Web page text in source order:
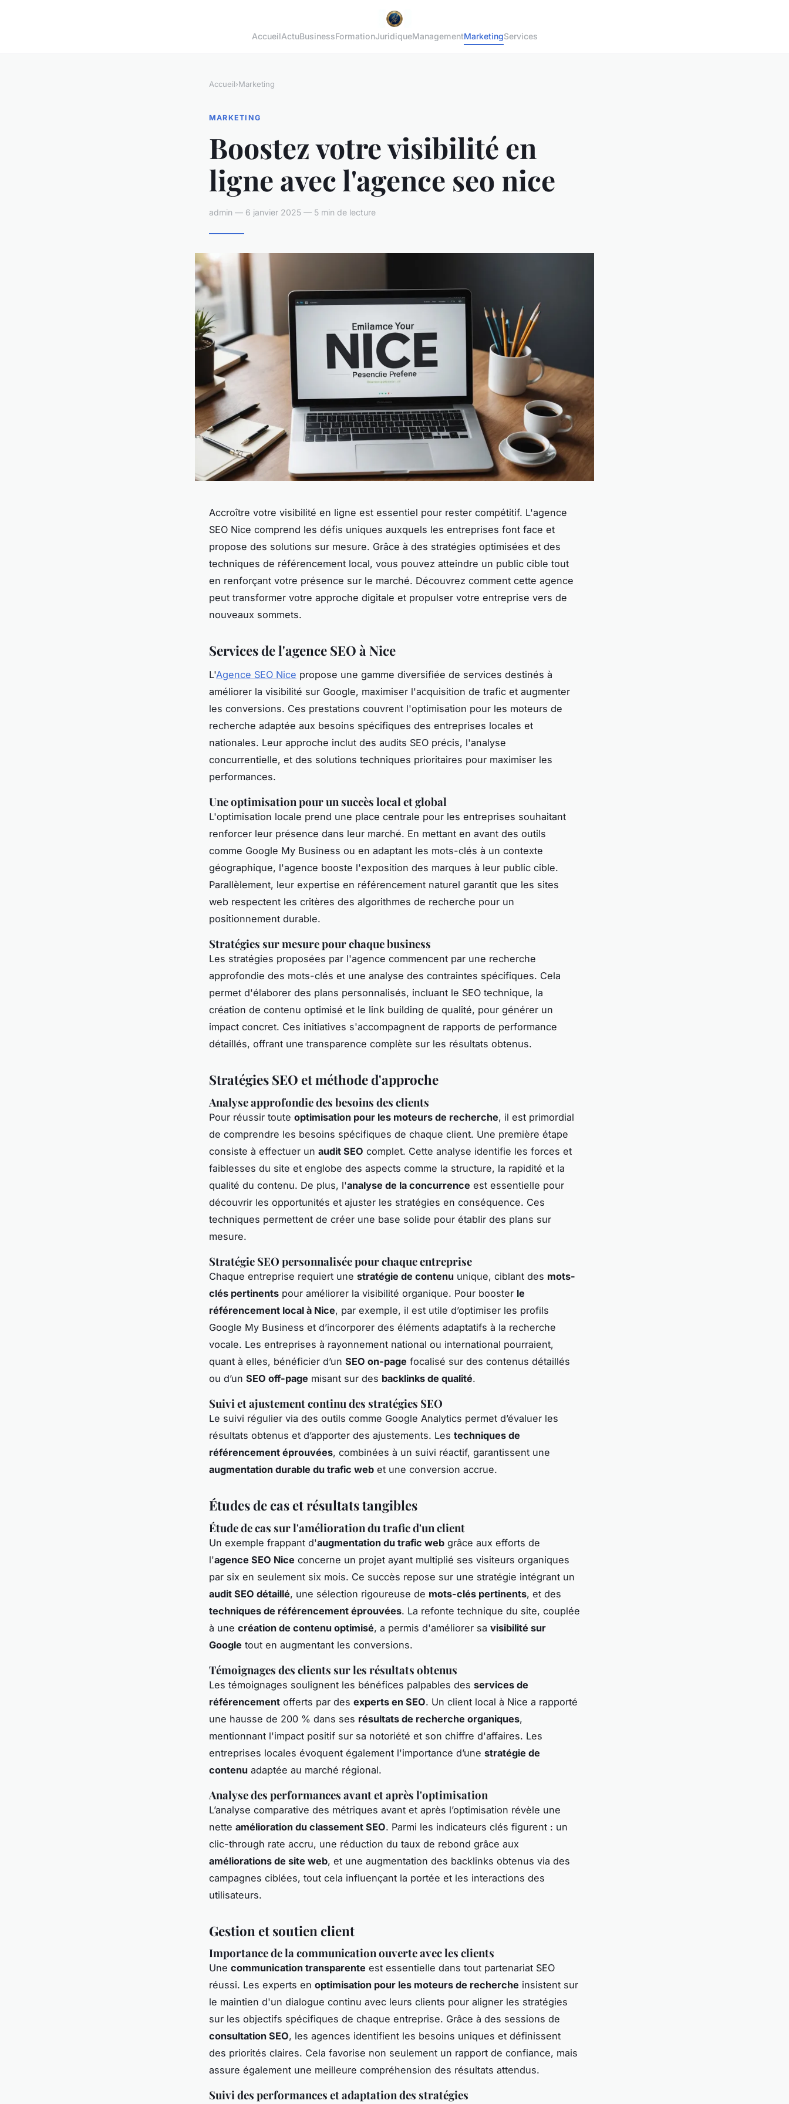
AccueilActuBusinessFormationJuridiqueManagementMarketingServices
Accueil›Marketing
MARKETING
Boostez votre visibilité en
ligne avec l'agence seo nice
admin — 6 janvier 2025 — 5 min de lecture
Accroître votre visibilité en ligne est essentiel pour rester compétitif. L'agence
SEO Nice comprend les défis uniques auxquels les entreprises font face et
propose des solutions sur mesure. Grâce à des stratégies optimisées et des
techniques de référencement local, vous pouvez atteindre un public cible tout
en renforçant votre présence sur le marché. Découvrez comment cette agence
peut transformer votre approche digitale et propulser votre entreprise vers de
nouveaux sommets.
Services de l'agence SEO à Nice
L'Agence SEO Nice propose une gamme diversifiée de services destinés à
améliorer la visibilité sur Google, maximiser l'acquisition de trafic et augmenter
les conversions. Ces prestations couvrent l'optimisation pour les moteurs de
recherche adaptée aux besoins spécifiques des entreprises locales et
nationales. Leur approche inclut des audits SEO précis, l'analyse
concurrentielle, et des solutions techniques prioritaires pour maximiser les
performances.
Une optimisation pour un succès local et global
L'optimisation locale prend une place centrale pour les entreprises souhaitant
renforcer leur présence dans leur marché. En mettant en avant des outils
comme Google My Business ou en adaptant les mots-clés à un contexte
géographique, l'agence booste l'exposition des marques à leur public cible.
Parallèlement, leur expertise en référencement naturel garantit que les sites
web respectent les critères des algorithmes de recherche pour un
positionnement durable.
Stratégies sur mesure pour chaque business
Les stratégies proposées par l'agence commencent par une recherche
approfondie des mots-clés et une analyse des contraintes spécifiques. Cela
permet d'élaborer des plans personnalisés, incluant le SEO technique, la
création de contenu optimisé et le link building de qualité, pour générer un
impact concret. Ces initiatives s'accompagnent de rapports de performance
détaillés, offrant une transparence complète sur les résultats obtenus.
Stratégies SEO et méthode d'approche
Analyse approfondie des besoins des clients
Pour réussir toute optimisation pour les moteurs de recherche, il est primordial
de comprendre les besoins spécifiques de chaque client. Une première étape
consiste à effectuer un audit SEO complet. Cette analyse identifie les forces et
faiblesses du site et englobe des aspects comme la structure, la rapidité et la
qualité du contenu. De plus, l'analyse de la concurrence est essentielle pour
découvrir les opportunités et ajuster les stratégies en conséquence. Ces
techniques permettent de créer une base solide pour établir des plans sur
mesure.
Stratégie SEO personnalisée pour chaque entreprise
Chaque entreprise requiert une stratégie de contenu unique, ciblant des mots-
clés pertinents pour améliorer la visibilité organique. Pour booster le
référencement local à Nice, par exemple, il est utile d’optimiser les profils
Google My Business et d’incorporer des éléments adaptatifs à la recherche
vocale. Les entreprises à rayonnement national ou international pourraient,
quant à elles, bénéficier d’un SEO on-page focalisé sur des contenus détaillés
ou d’un SEO off-page misant sur des backlinks de qualité.
Suivi et ajustement continu des stratégies SEO
Le suivi régulier via des outils comme Google Analytics permet d’évaluer les
résultats obtenus et d’apporter des ajustements. Les techniques de
référencement éprouvées, combinées à un suivi réactif, garantissent une
augmentation durable du trafic web et une conversion accrue.
Études de cas et résultats tangibles
Étude de cas sur l'amélioration du trafic d'un client
Un exemple frappant d'augmentation du trafic web grâce aux efforts de
l'agence SEO Nice concerne un projet ayant multiplié ses visiteurs organiques
par six en seulement six mois. Ce succès repose sur une stratégie intégrant un
audit SEO détaillé, une sélection rigoureuse de mots-clés pertinents, et des
techniques de référencement éprouvées. La refonte technique du site, couplée
à une création de contenu optimisé, a permis d'améliorer sa visibilité sur
Google tout en augmentant les conversions.
Témoignages des clients sur les résultats obtenus
Les témoignages soulignent les bénéfices palpables des services de
référencement offerts par des experts en SEO. Un client local à Nice a rapporté
une hausse de 200 % dans ses résultats de recherche organiques,
mentionnant l'impact positif sur sa notoriété et son chiffre d'affaires. Les
entreprises locales évoquent également l'importance d’une stratégie de
contenu adaptée au marché régional.
Analyse des performances avant et après l'optimisation
L’analyse comparative des métriques avant et après l’optimisation révèle une
nette amélioration du classement SEO. Parmi les indicateurs clés figurent : un
clic-through rate accru, une réduction du taux de rebond grâce aux
améliorations de site web, et une augmentation des backlinks obtenus via des
campagnes ciblées, tout cela influençant la portée et les interactions des
utilisateurs.
Gestion et soutien client
Importance de la communication ouverte avec les clients
Une communication transparente est essentielle dans tout partenariat SEO
réussi. Les experts en optimisation pour les moteurs de recherche insistent sur
le maintien d'un dialogue continu avec leurs clients pour aligner les stratégies
sur les objectifs spécifiques de chaque entreprise. Grâce à des sessions de
consultation SEO, les agences identifient les besoins uniques et définissent
des priorités claires. Cela favorise non seulement un rapport de confiance, mais
assure également une meilleure compréhension des résultats attendus.
Suivi des performances et adaptation des stratégies